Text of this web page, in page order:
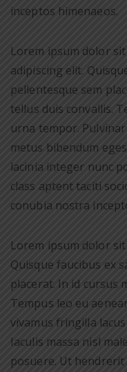
inceptos himenaeos.
Lorem ipsum dolor sit
adipiscing elit.
pellentesque sem
tellus duis convallis.
urna tempor.
metus bibendum
lacinia integer nunc
class aptent taciti
conubia nostra
Lorem ipsum dolor
Quisque faucibus ex
placerat. In id cursus
Tempus leo eu
vivamus fringilla
Iaculis massa nisl
posuere. Ut